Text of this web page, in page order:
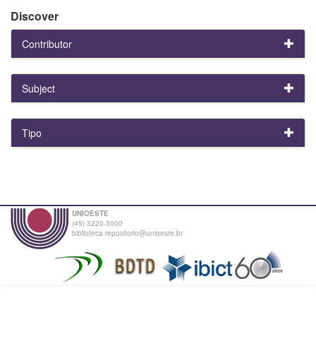
Discover
Contributor
Subject
Tipo
UNIOESTE
(45) 3220-3000
biblioteca.repositorio@unioeste.br